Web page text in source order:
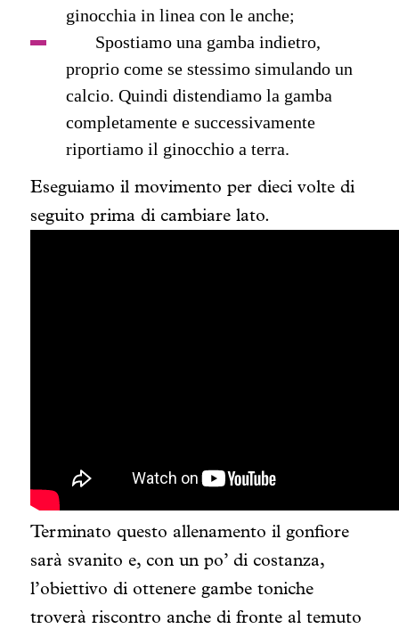
ginocchia in linea con le anche;
Spostiamo una gamba indietro,
proprio come se stessimo simulando un
calcio. Quindi distendiamo la gamba
completamente e successivamente
riportiamo il ginocchio a terra.
Eseguiamo il movimento per dieci volte di
seguito prima di cambiare lato.
Terminato questo allenamento il gonfiore
sarà svanito e, con un po’ di costanza,
l’obiettivo di ottenere gambe toniche
troverà riscontro anche di fronte al temuto